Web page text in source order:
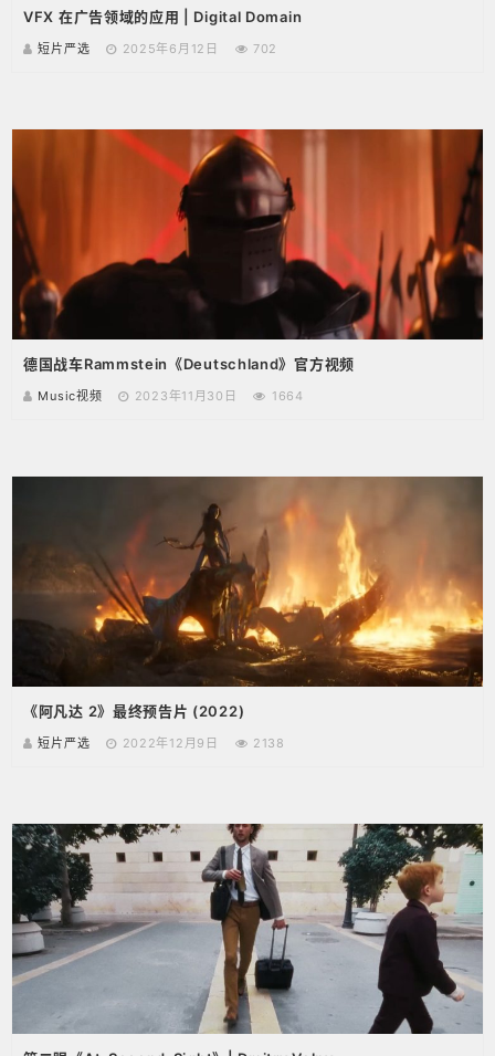
VFX 在广告领域的应用 | Digital Domain
短片严选 2025年6月12日 702
德国战车Rammstein《Deutschland》官方视频
Music视频 2023年11月30日 1664
《阿凡达 2》最终预告片 (2022)
短片严选 2022年12月9日 2138